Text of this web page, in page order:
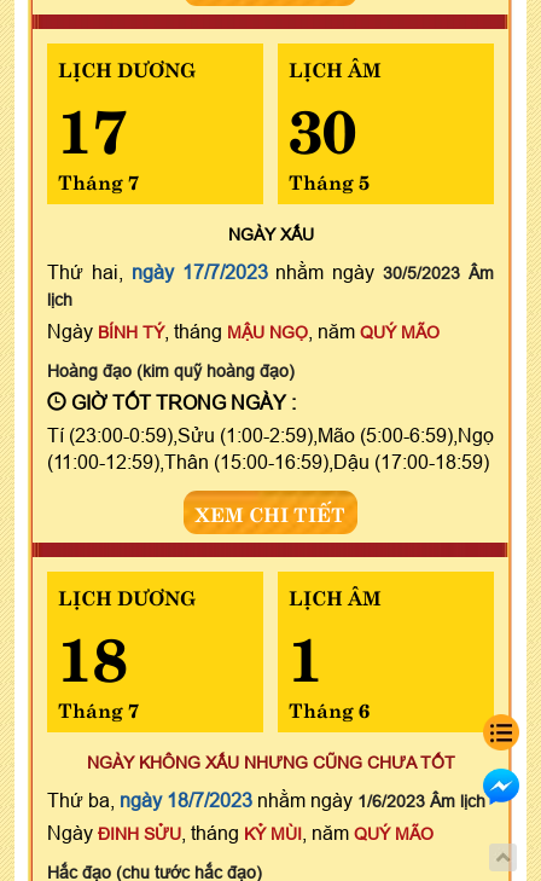
LỊCH DƯƠNG
17
Tháng 7
LỊCH ÂM
30
Tháng 5
NGÀYXẤU
Thứ hai, ngày 17/7/2023nhằm ngày30/5/2023 Âm
lịch
Ngày BÍNH TÝ, tháng MẬU NGỌ , năm QUÝ MÃO
Hoàng đạo (kim quỹ hoàng đạo)
GIỜ TỐT TRONG NGÀY :
Tí (23:00-0:59),Sửu (1:00-2:59),Mão (5:00-6:59),Ngọ
(11:00-12:59),Thân (15:00-16:59),Dậu (17:00-18:59)
XEM CHI TIẾT
LỊCH DƯƠNG
18
Tháng 7
LỊCH ÂM
1
Tháng 6
NGÀY KHÔNG XẤU NHƯNG CŨNG CHƯA TỐT
Thứ ba, ngày 18/7/2023 nhằm ngày 1/6/2023 Âm lịch
Ngày ĐINH SỬU , tháng KỶ MÙI , năm QUÝ MÃO
Hắc đạo (chu tước hắc đạo)